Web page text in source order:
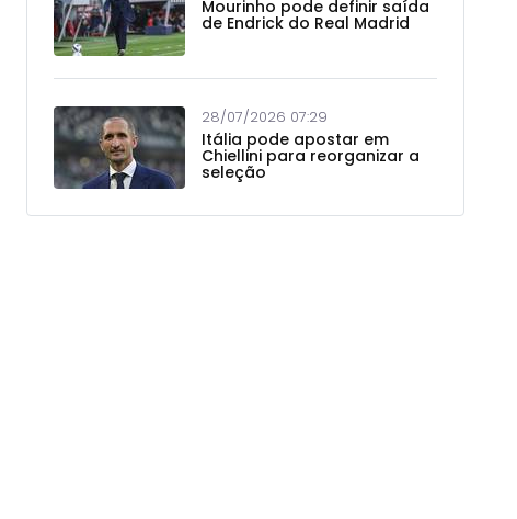
Mourinho pode definir saída
de Endrick do Real Madrid
28/07/2026 07:29
Itália pode apostar em
Chiellini para reorganizar a
seleção